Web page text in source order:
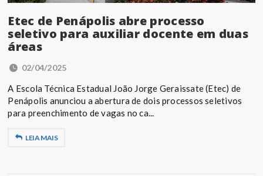
Etec de Penápolis abre processo
seletivo para auxiliar docente em duas
áreas
02/04/2025
A Escola Técnica Estadual João Jorge Geraissate (Etec) de
Penápolis anunciou a abertura de dois processos seletivos
para preenchimento de vagas no ca...
LEIA MAIS